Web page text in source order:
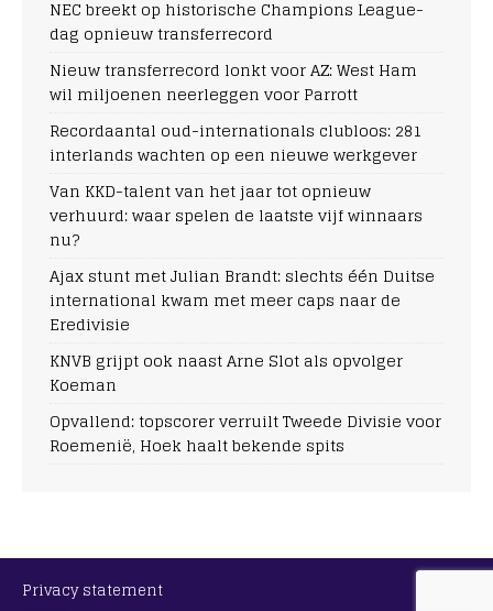
NEC breekt op historische Champions League-
dag opnieuw transferrecord
Nieuw transferrecord lonkt voor AZ: West Ham
wil miljoenen neerleggen voor Parrott
Recordaantal oud-internationals clubloos: 281
interlands wachten op een nieuwe werkgever
Van KKD-talent van het jaar tot opnieuw
verhuurd: waar spelen de laatste vijf winnaars
nu?
Ajax stunt met Julian Brandt: slechts één Duitse
international kwam met meer caps naar de
Eredivisie
KNVB grijpt ook naast Arne Slot als opvolger
Koeman
Opvallend: topscorer verruilt Tweede Divisie voor
Roemenië, Hoek haalt bekende spits
Privacy statement